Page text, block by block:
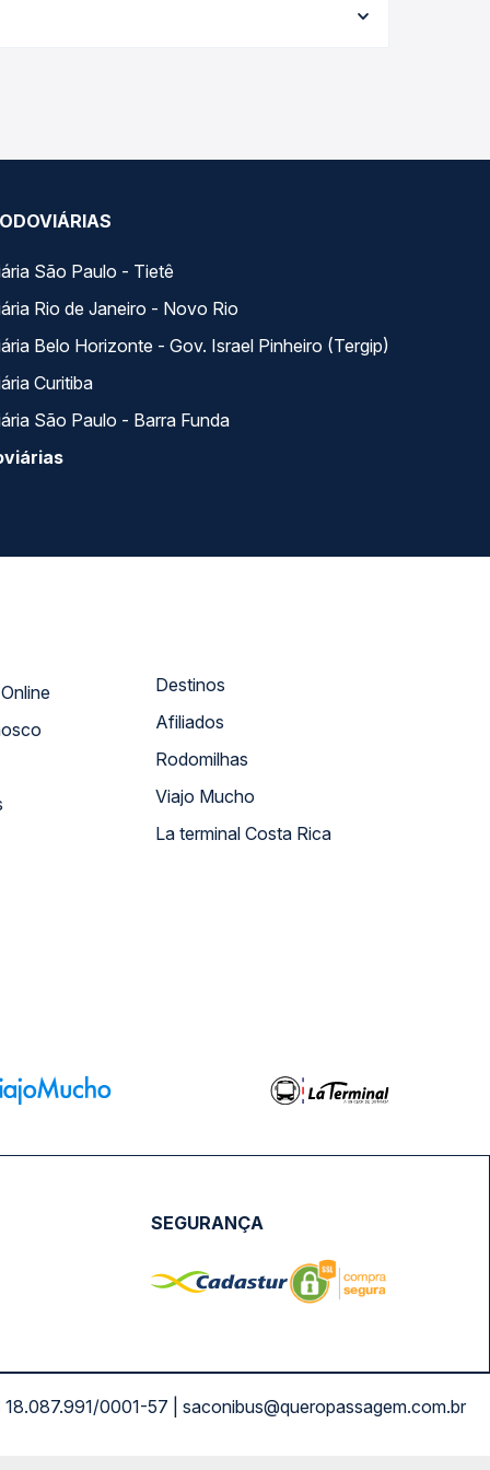
real e garante a melhor oferta para o seu
São Paulo - Tietê
Rio de Janeiro - Novo Rio
Belo Horizonte - Gov. Israel Pinheiro (Tergip)
Curitiba
São Paulo - Barra Funda
Atendimento Online
Destinos
Afiliados
Rodomilhas
Viajo Mucho
La terminal Costa Rica
SEGURANÇA
0001-57 | saconibus@queropassagem.com.br